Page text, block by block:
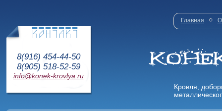
8(916) 454-44-50
8(905) 518-52-59
info@konek-krovlya.ru
Главная О
Кровля,